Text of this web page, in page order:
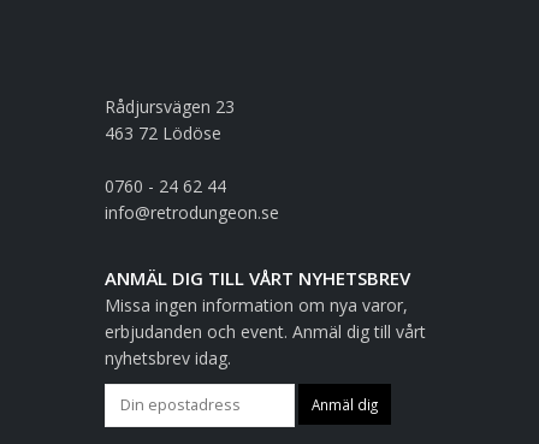
Rådjursvägen 23
463 72 Lödöse
0760 - 24 62 44
info@retrodungeon.se
ANMÄL DIG TILL VÅRT NYHETSBREV
Missa ingen information om nya varor,
erbjudanden och event. Anmäl dig till vårt
nyhetsbrev idag.